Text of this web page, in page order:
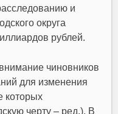
и
округа
рублей.
чиновников
для изменения
которых
черту – ред.). В